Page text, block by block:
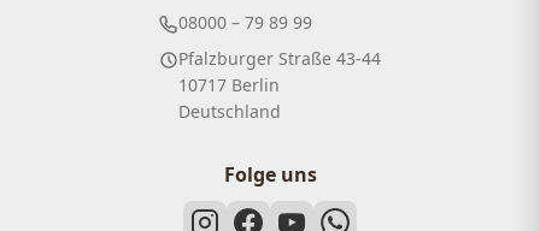
08000 – 79 89 99
Pfalzburger Straße 43-44
10717 Berlin
Deutschland
Folge uns